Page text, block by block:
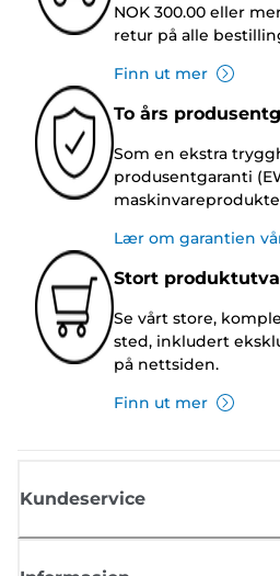
NOK 300.00 eller
retur på alle
Finn ut mer
To års
Som en ekstra
produsentgaranti
Lær om garantien
Stort
Se vårt store,
sted, inkludert
på nettsiden.
Finn ut mer
Kundeservice